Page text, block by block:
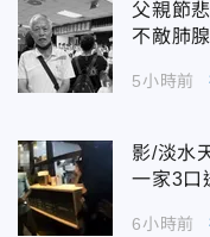
父親節
不敵肺
5小時前
影/淡水
一家3口
6小時前